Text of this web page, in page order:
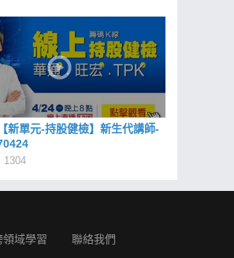
新單元-持股健檢】新生代講師-
1304
領域學習 聯絡我們